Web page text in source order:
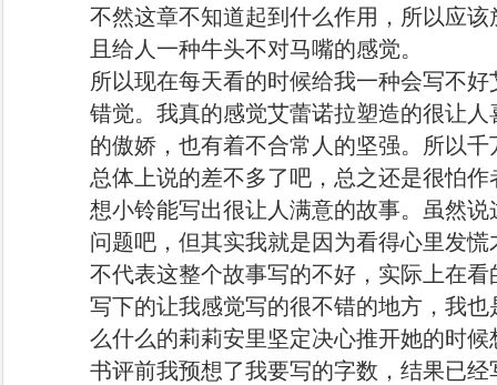
不然这章不知道起到什么作用，所以应
且给人一种牛头不对马嘴的感觉。
所以现在每天看的时候给我一种会写不
错觉。我真的感觉艾蕾诺拉塑造的很让
的傲娇，也有着不合常人的坚强。所以
总体上说的差不多了吧，总之还是很怕
想小铃能写出很让人满意的故事。虽然
问题吧，但其实我就是因为看得心里发
不代表这整个故事写的不好，实际上在
写下的让我感觉写的很不错的地方，我
么什么的莉莉安里坚定决心推开她的时
书评前我预想了我要写的字数，结果已